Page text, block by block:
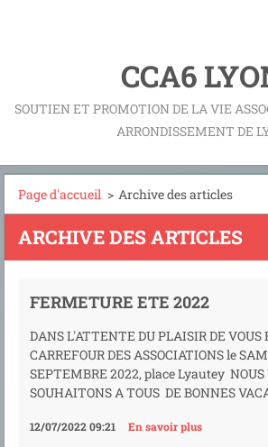
CCA6
SOUTIEN ET PROMOTION DE LA VIE
ARRONDISSEMENT DE
Page d'accueil > Archive des articles
ARCHIVE DES ARTICLES
FERMETURE ETE 2022
DANS L'ATTENTE DU PLAISIR DE VOUS
CARREFOUR DES ASSOCIATIONS le
SEPTEMBRE 2022, place Lyautey NOUS
SOUHAITONS A TOUS DE BONNES
12/07/2022 09:21 En savoir plus